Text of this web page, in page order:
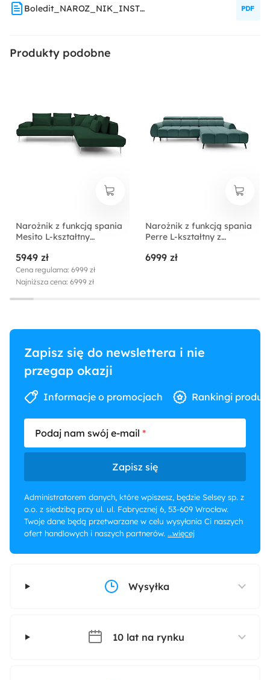
Boledit_NAROZ_NIK_INSTRUKCJA_MONTAZ_U
Produkty podobne
Narożnik z funkcją spania
Mesito L-kształtny
nogi srebrne
5949 zł
Cena regularna: 6999 zł
Najniższa cena: 6999 zł
Narożnik z funkcją spania
Perre L-kształtny z
siedziskiem i
6999 zł
Zapisz się do newslettera i nie
przegap okazji
Informacje o promocjach Rankingi
Podaj nam swój e-mail
Zapisz się
Administratorem danych, które wpiszesz, będzie Selsey sp. z
o.o. z siedzibą przy ul. ul. Fabrycznej 6, 53-609 Wrocław.
Twoje dane będą przetwarzane w celu wysyłania Ci naszych
ofert handlowych i naszych partnerów. ...więcej
Wysyłka
10 lat na rynku